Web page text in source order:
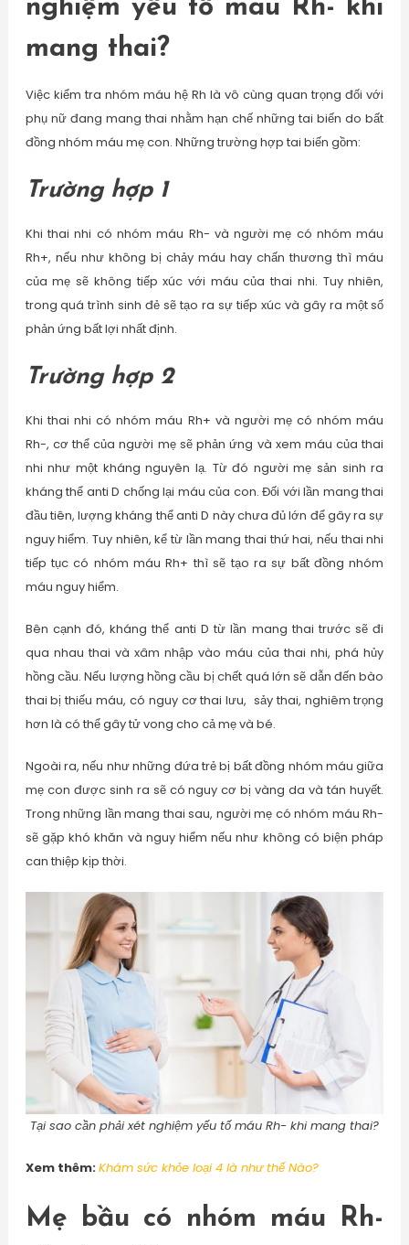
nghiệm yếu tố máu Rh- khi
mang thai?
Việc kiểm tra nhóm máu hệ Rh là vô cùng quan trọng đối với
phụ nữ đang mang thai nhằm hạn chế những tai biến do bất
đồng nhóm máu mẹ con. Những trường hợp tai biến gồm:
Trường hợp 1
Khi thai nhi có nhóm máu Rh- và người mẹ có nhóm máu
Rh+, nếu như không bị chảy máu hay chấn thương thì máu
của mẹ sẽ không tiếp xúc với máu của thai nhi. Tuy nhiên,
trong quá trình sinh đẻ sẽ tạo ra sự tiếp xúc và gây ra một số
phản ứng bất lợi nhất định.
Trường hợp 2
Khi thai nhi có nhóm máu Rh+ và người mẹ có nhóm máu
Rh-, cơ thể của người mẹ sẽ phản ứng và xem máu của thai
nhi như một kháng nguyên lạ. Từ đó người mẹ sản sinh ra
kháng thể anti D chống lại máu của con. Đối với lần mang thai
đầu tiên, lượng kháng thể anti D này chưa đủ lớn để gây ra sự
nguy hiểm. Tuy nhiên, kể từ lần mang thai thứ hai, nếu thai nhi
tiếp tục có nhóm máu Rh+ thì sẽ tạo ra sự bất đồng nhóm
máu nguy hiểm.
Bên cạnh đó, kháng thể anti D từ lần mang thai trước sẽ đi
qua nhau thai và xâm nhập vào máu của thai nhi, phá hủy
hồng cầu. Nếu lượng hồng cầu bị chết quá lớn sẽ dẫn đến bào
thai bị thiếu máu, có nguy cơ thai lưu, sảy thai, nghiêm trọng
hơn là có thể gây tử vong cho cả mẹ và bé.
Ngoài ra, nếu như những đứa trẻ bị bất đồng nhóm máu giữa
mẹ con được sinh ra sẽ có nguy cơ bị vàng da và tán huyết.
Trong những lần mang thai sau, người mẹ có nhóm máu Rh-
sẽ gặp khó khăn và nguy hiểm nếu như không có biện pháp
can thiệp kịp thời.
Tại sao cần phải xét nghiệm yếu tố máu Rh- khi mang thai?
Xem thêm:Khám sức khỏe loại 4 là như thế Nào?
Mẹ bầu có nhóm máu Rh-